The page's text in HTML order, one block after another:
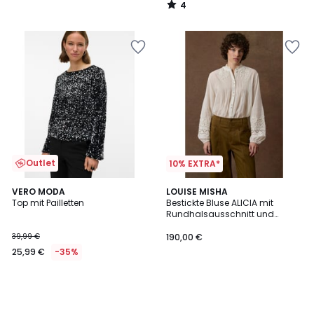
4
/
Outlet
VERO MODA
Top mit Pailletten
39,99 €
25,99 € -35%
10% EXTRA*
LOUISE MISHA
Bestickte Bluse ALICIA mit
Rundhalsausschnitt und
190,00 €